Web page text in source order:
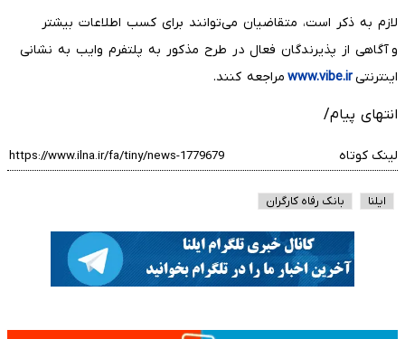
لازم به ذکر است، متقاضیان می‌توانند برای کسب اطلاعات بیشتر
و آگاهی از پذیرندگان فعال در طرح مذکور به پلتفرم وایب به نشانی
اینترنتیwww.vibe.ir مراجعه کنند.
انتهای پیام/
لینک کوتاه
ایلنا بانک رفاه کارگران